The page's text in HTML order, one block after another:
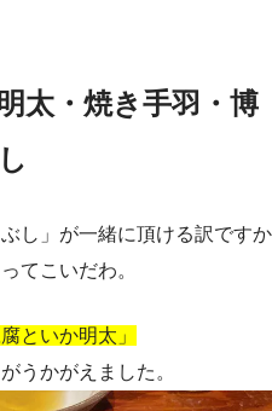
・焼き手羽・博
し」が一緒に頂ける訳ですか
てこいだわ。
といか明太」
うかがえました。